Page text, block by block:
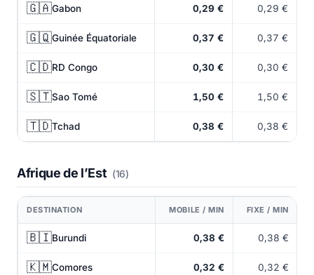
🇬🇦Gabon 0,29 € 0,29 €
🇬🇶Guinée Équatoriale 0,37 € 0,37 €
🇨🇩RD Congo 0,30 € 0,30 €
🇸🇹Sao Tomé 1,50 € 1,50 €
🇹🇩Tchad 0,38 € 0,38 €
Afrique de l’Est (16)
DESTINATION MOBILE / MIN FIXE / MIN
🇧🇮Burundi 0,38 € 0,38 €
🇰🇲Comores 0,32 € 0,32 €